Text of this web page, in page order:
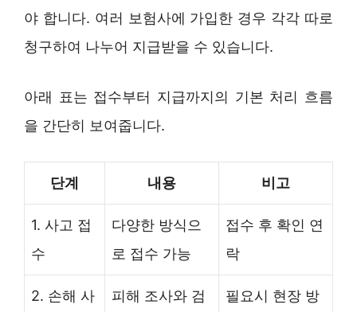
야 합니다. 여러 보험사에 가입한 경우 각각 따로
청구하여 나누어 지급받을 수 있습니다.
아래 표는 접수부터 지급까지의 기본 처리 흐름
을 간단히 보여줍니다.
단계 내용 비고
1. 사고 접
수
다양한 방식으
로 접수 가능
접수 후 확인 연
락
2. 손해 사
피해 조사와 검
필요시 현장 방